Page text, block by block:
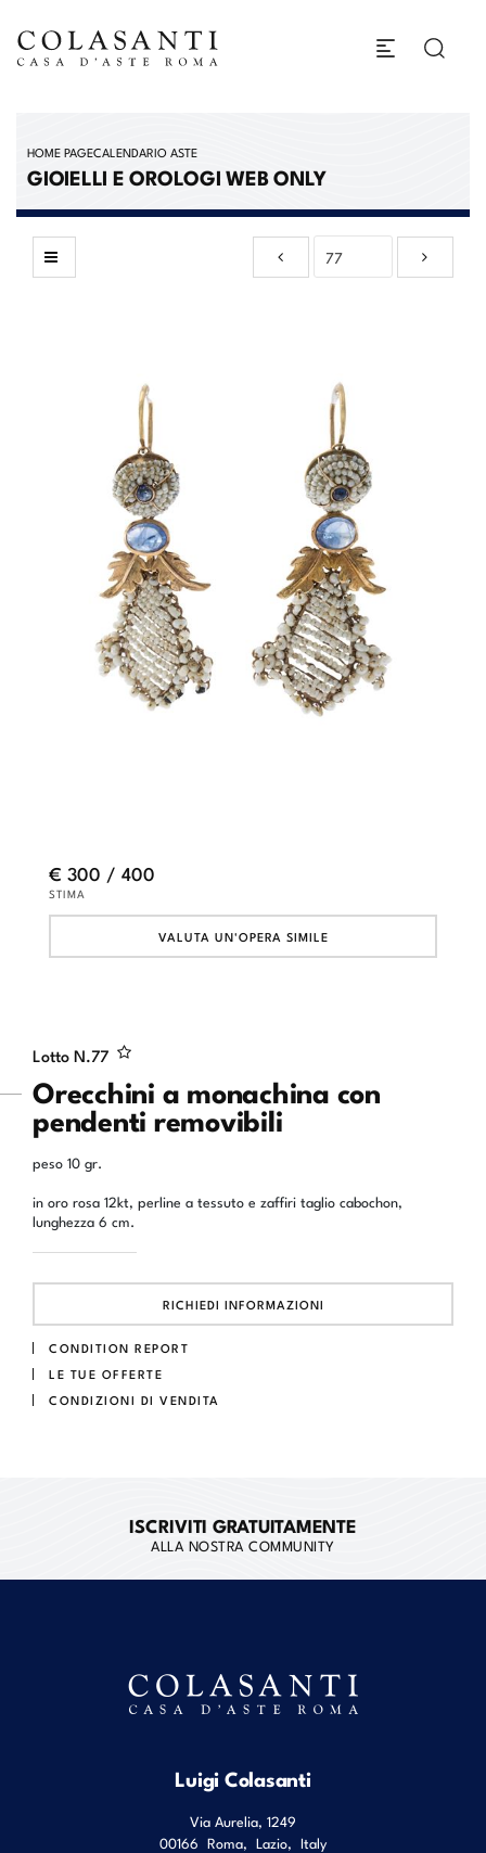
HOME PAGECALENDARIO ASTE
GIOIELLI E OROLOGI WEB ONLY
Lotto N.77
Orecchini a monachina con
pendenti removibili
peso 10 gr.
in oro rosa 12kt, perline a tessuto e zaffiri taglio cabochon,
lunghezza 6 cm.
RICHIEDI INFORMAZIONI
CONDITION REPORT
LE TUE OFFERTE
CONDIZIONI DI VENDITA
€ 300 / 400
STIMA
VALUTA UN'OPERA SIMILE
ISCRIVITI GRATUITAMENTE
ALLA NOSTRA COMMUNITY
Luigi Colasanti
Via Aurelia, 1249
00166 Roma, Lazio, Italy